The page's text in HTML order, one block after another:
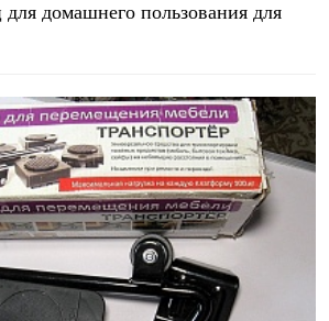
домашнего пользования для